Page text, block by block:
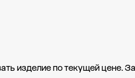
изделие по текущей цене.